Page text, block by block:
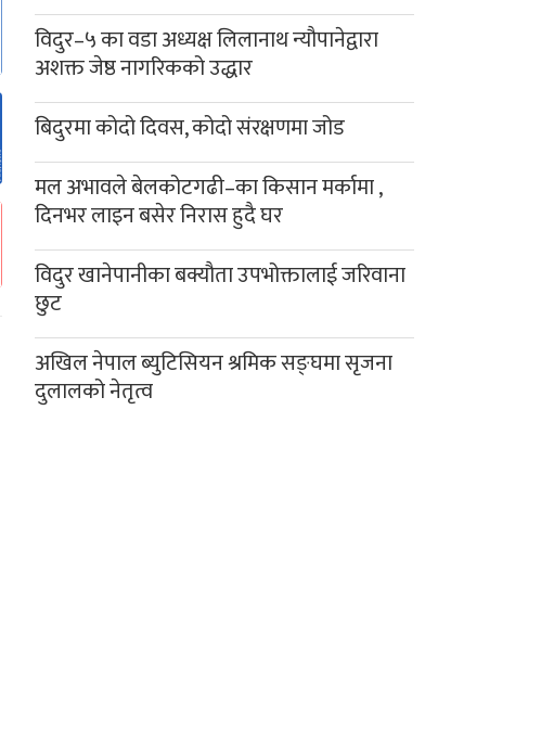
विदुर–५ का वडा अध्यक्ष लिलानाथ न्यौपानेद्वारा
अशक्त जेष्ठ नागरिकको उद्धार
बिदुरमा कोदो दिवस, कोदो संरक्षणमा जोड
मल अभावले बेलकोटगढी–का किसान मर्कामा ,
दिनभर लाइन बसेर निरास हुदै घर
विदुर खानेपानीका बक्यौता उपभोक्तालाई जरिवाना
छुट
अखिल नेपाल ब्युटिसियन श्रमिक सङ्घमा सृजना
दुलालको नेतृत्व